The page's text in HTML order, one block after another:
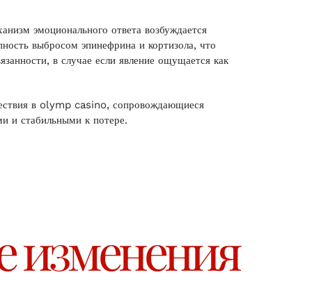
эмоционального ответа возбуждается
выбросом эпинефрина и кортизола, что
в случае если явление ощущается как
в olymp casino, сопровождающиеся
и стабильными к потере.
изменения